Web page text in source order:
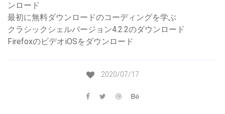
ンロード
最初に無料ダウンロードのコーディングを学ぶ
クラシックシェルバージョン4.2.2のダウンロード
FirefoxのビデオiOSをダウンロード
2020/07/17